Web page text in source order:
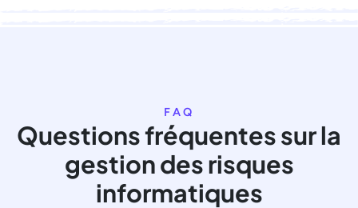
FAQ
Questions fréquentes sur la
gestion des risques
informatiques